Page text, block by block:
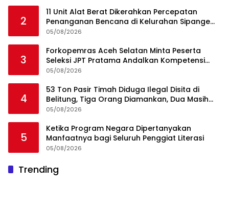
2
11 Unit Alat Berat Dikerahkan Percepatan
Penanganan Bencana di Kelurahan Sipange
Kecamatan Tukka
05/08/2026
3
Forkopemras Aceh Selatan Minta Peserta
Seleksi JPT Pratama Andalkan Kompetensi
dan Integritas, Bukan Kedekatan
05/08/2026
4
53 Ton Pasir Timah Diduga Ilegal Disita di
Belitung, Tiga Orang Diamankan, Dua Masih
Diburu
05/08/2026
5
Ketika Program Negara Dipertanyakan
Manfaatnya bagi Seluruh Penggiat Literasi
05/08/2026
Trending